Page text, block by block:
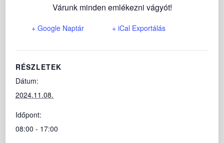
Várunk minden emlékezni vágyót!
+ Google Naptár + iCal Exportálás
RÉSZLETEK
Dátum:
2024.11.08.
Időpont:
08:00 - 17:00